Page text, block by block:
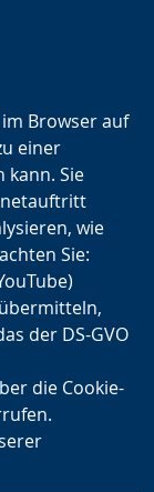
Browser auf
einer
kann. Sie
wie
Sie:
der DS-GVO
die Cookie-